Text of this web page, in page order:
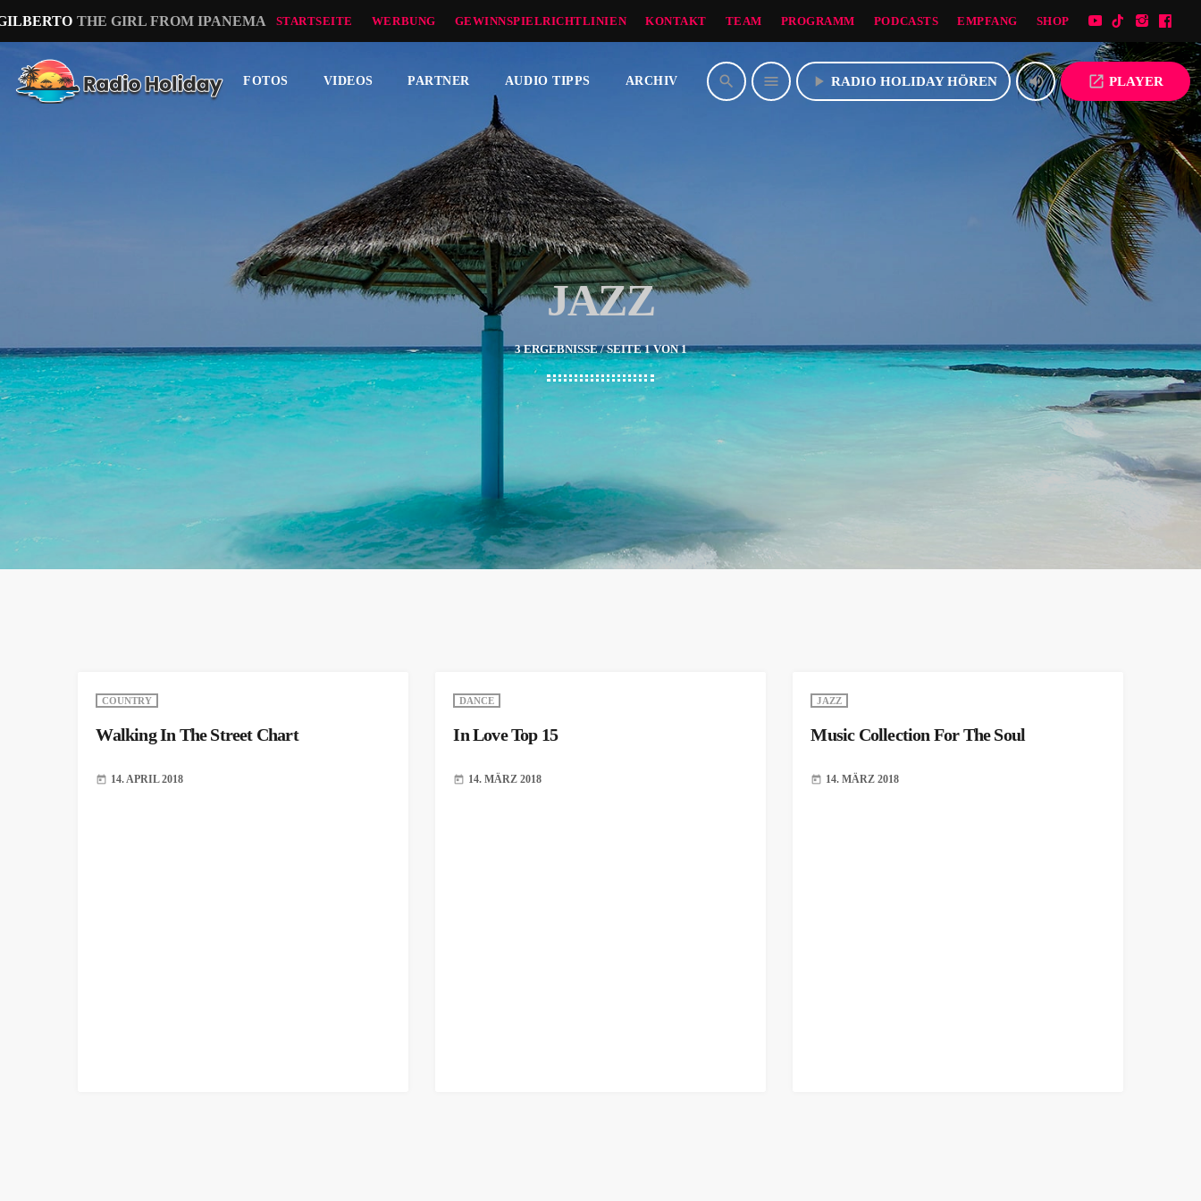
THE GIRL FROM IPANEMA STARTSEITE WERBUNG GEWINNSPIELRICHTLINIEN KONTAKT TEAM PROGRAMM PODCASTS EMPFANG SHOP
FOTOS VIDEOS PARTNER AUDIO TIPPS ARCHIV search menu play_arrow RADIO HOLIDAY HÖREN volume_up open_in_new PLAYER
JAZZ
3 ERGEBNISSE / SEITE 1 VON 1
COUNTRY
Walking In The Street Chart
today 14. APRIL 2018
DANCE
In Love Top 15
today 14. MÄRZ 2018
JAZZ
Music Collection For The Soul
today 14. MÄRZ 2018